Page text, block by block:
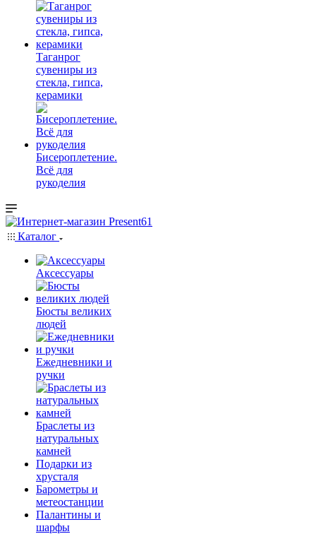
Таганрог
сувениры из
стекла, гипса,
керамики
Бисероплетение.
Всё для
рукоделия
Каталог
Аксессуары
Бюсты великих
людей
Ежедневники и
ручки
Браслеты из
натуральных
камней
Подарки из
хрусталя
Барометры и
метеостанции
Палантины и
шарфы